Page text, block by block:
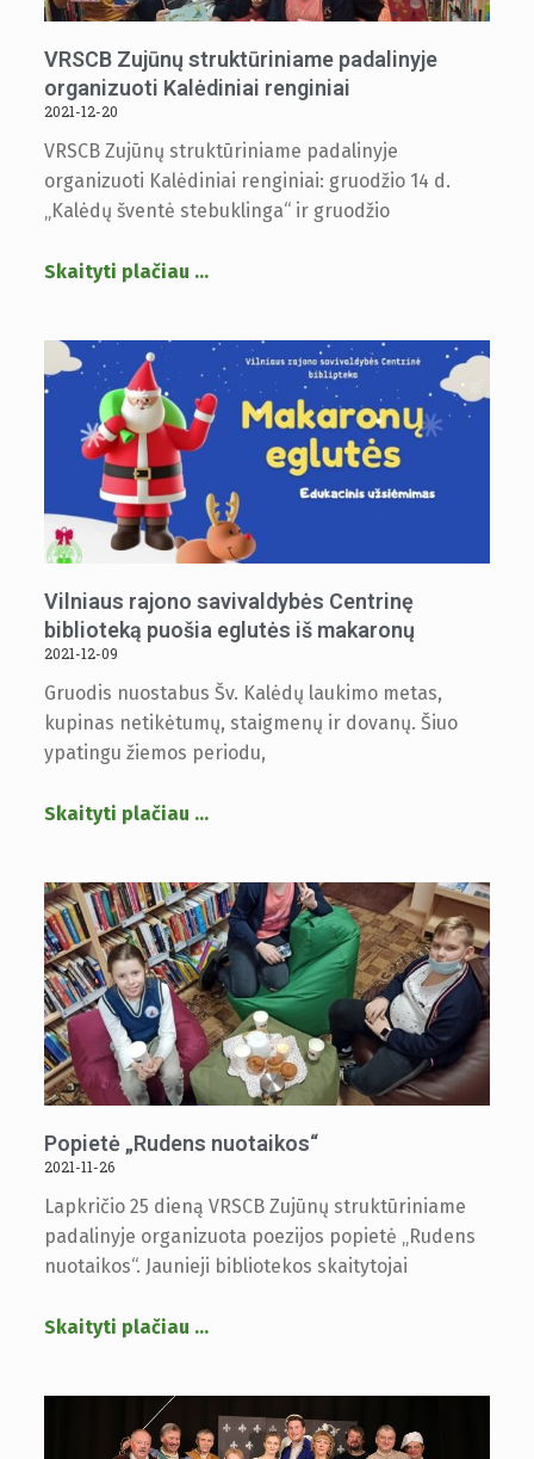
VRSCB Zujūnų struktūriniame padalinyje
organizuoti Kalėdiniai renginiai
2021-12-20
VRSCB Zujūnų struktūriniame padalinyje
organizuoti Kalėdiniai renginiai: gruodžio 14 d.
„Kalėdų šventė stebuklinga“ ir gruodžio
Skaityti plačiau …
Vilniaus rajono savivaldybės Centrinę
biblioteką puošia eglutės iš makaronų
2021-12-09
Gruodis nuostabus Šv. Kalėdų laukimo metas,
kupinas netikėtumų, staigmenų ir dovanų. Šiuo
ypatingu žiemos periodu,
Skaityti plačiau …
Popietė „Rudens nuotaikos“
2021-11-26
Lapkričio 25 dieną VRSCB Zujūnų struktūriniame
padalinyje organizuota poezijos popietė „Rudens
nuotaikos“. Jaunieji bibliotekos skaitytojai
Skaityti plačiau …